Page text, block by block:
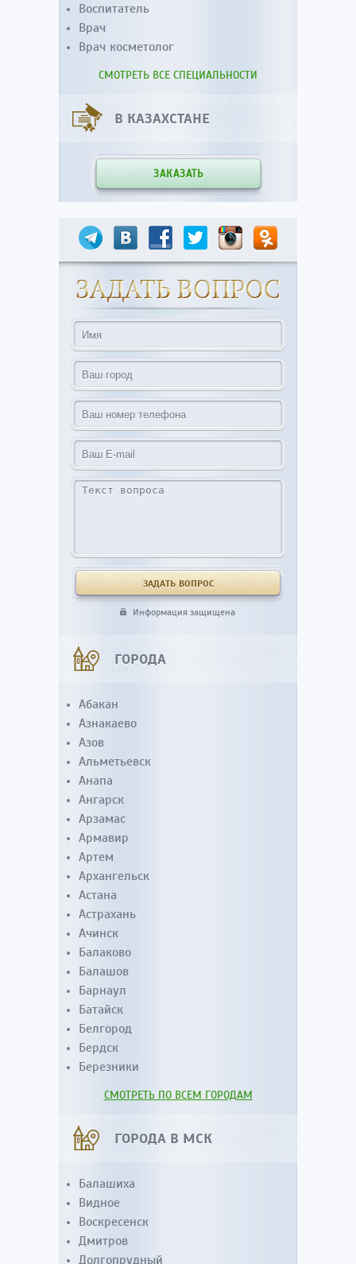
Воспитатель
Врач
Врач косметолог
СМОТРЕТЬ ВСЕ СПЕЦИАЛЬНОСТИ
В КАЗАХСТАНЕ
ЗАКАЗАТЬ
Информация защищена
ГОРОДА
Абакан
Азнакаево
Азов
Альметьевск
Анапа
Ангарск
Арзамас
Армавир
Артем
Архангельск
Астана
Астрахань
Ачинск
Балаково
Балашов
Барнаул
Батайск
Белгород
Бердск
Березники
СМОТРЕТЬ ПО ВСЕМ ГОРОДАМ
ГОРОДА В МСК
Балашиха
Видное
Воскресенск
Дмитров
Долгопрудный